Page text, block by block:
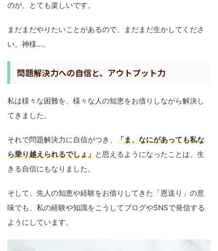
のが、とても楽しいです。
まだまだやりたいことがあるので、まだまだ生かしてくださ
い。神様…。
問題解決力への自信と、アウトプット力
私は様々な困難を、様々な人の知恵をお借りしながら解決し
てきました。
それで問題解決力に自信がつき、 「ま、なにがあっても私な
ら乗り越えられるでしょ」と思えるようになったことは、生
きる自信にもなりました。
そして、先人の知恵や経験をお借りしてきた「恩送り」の意
味でも、私の経験や知識をこうしてブログやSNSで発信する
ようにしています。